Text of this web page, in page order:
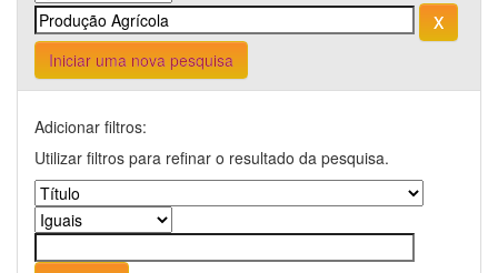
Iniciar uma nova pesquisa
Adicionar filtros:
Utilizar filtros para refinar o resultado da pesquisa.